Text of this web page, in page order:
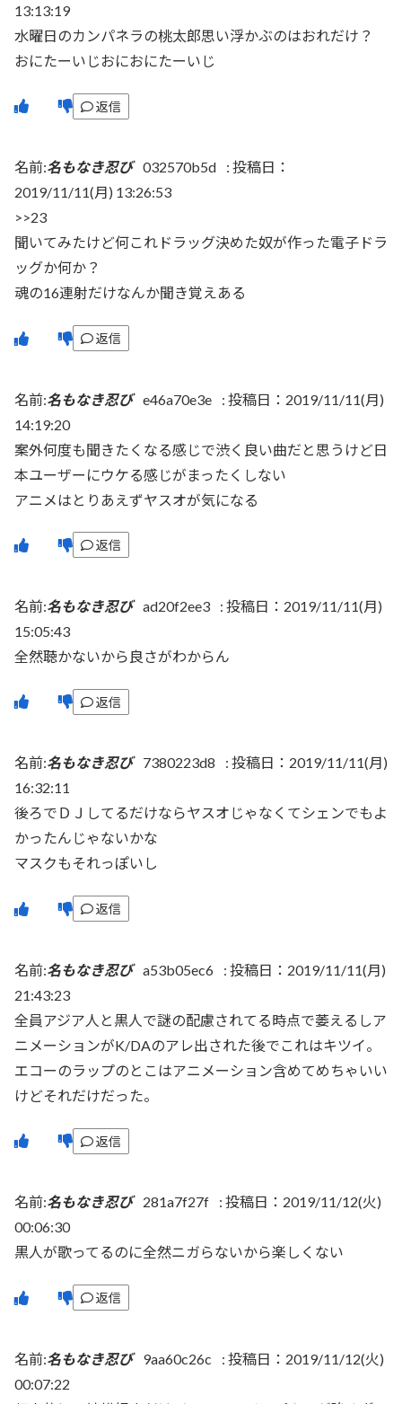
13:13:19
水曜日のカンパネラの桃太郎思い浮かぶのはおれだけ？
おにたーいじおにおにたーいじ
返信
名前:名もなき忍び 032570b5d : 投稿日：
2019/11/11(月) 13:26:53
>>23
聞いてみたけど何これドラッグ決めた奴が作った電子ドラ
ッグか何か？
魂の16連射だけなんか聞き覚えある
返信
名前:名もなき忍び e46a70e3e : 投稿日：2019/11/11(月)
14:19:20
案外何度も聞きたくなる感じで渋く良い曲だと思うけど日
本ユーザーにウケる感じがまったくしない
アニメはとりあえずヤスオが気になる
返信
名前:名もなき忍び ad20f2ee3 : 投稿日：2019/11/11(月)
15:05:43
全然聴かないから良さがわからん
返信
名前:名もなき忍び 7380223d8 : 投稿日：2019/11/11(月)
16:32:11
後ろでＤＪしてるだけならヤスオじゃなくてシェンでもよ
かったんじゃないかな
マスクもそれっぽいし
返信
名前:名もなき忍び a53b05ec6 : 投稿日：2019/11/11(月)
21:43:23
全員アジア人と黒人で謎の配慮されてる時点で萎えるしア
ニメーションがK/DAのアレ出された後でこれはキツイ。
エコーのラップのとこはアニメーション含めてめちゃいい
けどそれだけだった。
返信
名前:名もなき忍び 281a7f27f : 投稿日：2019/11/12(火)
00:06:30
黒人が歌ってるのに全然ニガらないから楽しくない
返信
名前:名もなき忍び 9aa60c26c : 投稿日：2019/11/12(火)
00:07:22